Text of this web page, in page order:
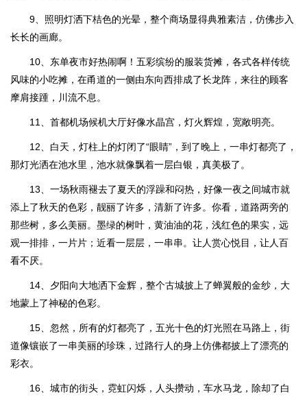
9、照明灯洒下桔色的光晕，整个商场显得典雅素洁，仿佛步入
长长的画廊。
10、东单夜市好热闹啊！五彩缤纷的服装货摊，各式各样传统
风味的小吃摊，在甬道的一侧由东向西排成了长龙阵，来往的顾客
摩肩接踵，川流不息。
11、首都机场候机大厅好像水晶宫，灯火辉煌，宽敞明亮。
12、白天，灯柱上的灯闭了“眼睛”，到了晚上，一串灯都亮了，
那灯光洒在池水里，池水就像飘着一层白银，真美极了。
13、一场秋雨褪去了夏天的浮躁和闷热，好像一夜之间城市就
添上了秋天的色彩，靓丽了许多，清新了许多。你看，道路两旁的
那些树，多么美丽。墨绿的树叶，黄油油的花，浅红色的果实，远
观一排排，一片片；近看一层层，一串串。让人赏心悦目，让人百
看不厌。
14、夕阳向大地洒下金辉，整个古城披上了蝉翼般的金纱，大
地蒙上了神秘的色彩。
15、忽然，所有的灯都亮了，五光十色的灯光照在马路上，街
道像镶嵌了一串美丽的珍珠，过路行人的身上仿佛都披上了漂亮的
彩衣。
16、城市的街头，霓虹闪烁，人头攒动，车水马龙，除却了白